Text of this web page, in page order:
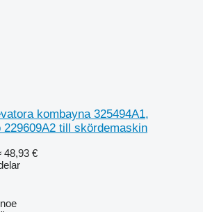
kombayna 325494A1,
229609A2 till skördemaskin
48,93 €